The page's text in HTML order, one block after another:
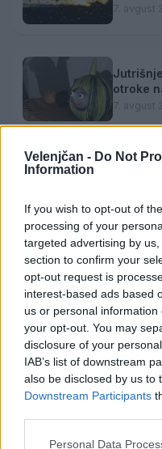
Velenjčan - Do Not
Information
If you wish to opt-out of
processing of your
targeted advertising by
section to confirm your
opt-out request is
interest-based ads based
us or personal
your opt-out. You may
disclosure of your
IAB’s list of downstream
also be disclosed by us to
Downstream Participants
Personal Data
7. avgust
otroke
7. avgust
7. avgust
Opozorilo:Po 297.
posameznik kazensko
sovraštva, nasilja ali
rasističnimi,
bodo odstranjeni.